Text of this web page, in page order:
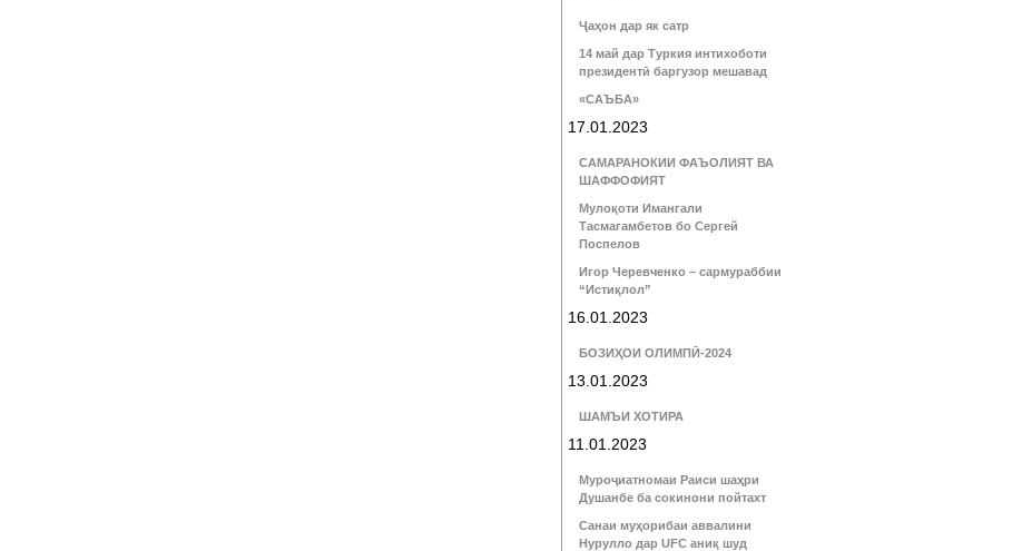
Ҷаҳон дар як сатр
14 май дар Туркия интихоботи
президентӣ баргузор мешавад
«САЪБА»
17.01.2023
САМАРАНОКИИ ФАЪОЛИЯТ ВА
ШАФФОФИЯТ
Мулоқоти Имангали
Тасмагамбетов бо Сергей
Поспелов
Игор Черевченко – сармураббии
“Истиқлол”
16.01.2023
БОЗИҲОИ ОЛИМПӢ-2024
13.01.2023
ШАМЪИ ХОТИРА
11.01.2023
Муроҷиатномаи Раиси шаҳри
Душанбе ба сокинони пойтахт
Санаи муҳорибаи аввалини
Нурулло дар UFC аниқ шуд